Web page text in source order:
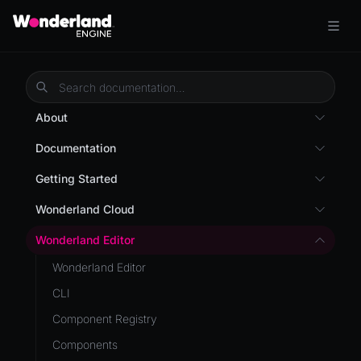
About
Overview
WebXR Development
Features
Editor
Optimizations
Roadmap
Documentation
Custom Shaders
Getting Started
Getting Started
Wonderland Cloud
Introduction
Servers
Pages
Cloud APIs
Subscriptions
Wonderland Editor
Wonderland Editor
CLI
Component Registry
Components